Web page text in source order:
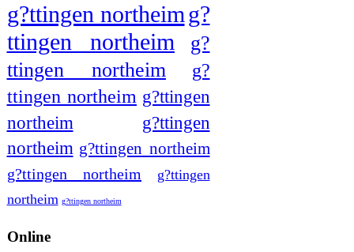
g?ttingen northeimg?
ttingen northeim
g?
ttingen northeim
g?
ttingen northeim g?ttingen
northeim
g?ttingen
northeim g?ttingen northeim
g?ttingen northeim
g?ttingen
northeim g?ttingen northeim
Online